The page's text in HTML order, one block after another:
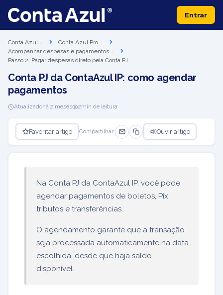
Entrar
Conta Azul
Conta Azul Pro
Acompanhar despesas e pagamentos
Passo 2: Pagar despesas direto pela Conta PJ
Conta PJ da ContaAzul IP: como agendar
pagamentos
Atualizadohá 2 meses 2min de leitura
Favoritar artigo Compartilhar: Ouvir artigo
Na Conta PJ da ContaAzul IP, você pode
agendar pagamentos de boletos, Pix,
tributos e transferências.
O agendamento garante que a transação
seja processada automaticamente na data
escolhida, desde que haja saldo
disponível.